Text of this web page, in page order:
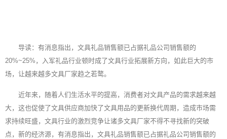
导读：有消息指出，文具礼品销售额已占据礼品公司销售额的
20%~25%，入军礼品行业顿时成了文具行业拓展新方向，如此巨大的市
场，让越来越多文具厂家趋之若鹜。
近年来，随着人们生活水平的提高，消费者对文具产品的需求越来越
大，这也促使了文具供应商加快了文具用品的更新换代周期，造成市场需
求持续旺盛，文具行业的激烈竞争让诸多文具厂家不得不寻找新的突破
点，新的经济源，有消息指出，文具礼品销售额已占据礼品公司销售额的